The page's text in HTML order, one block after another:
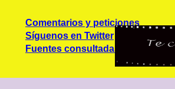
Comentarios y peticiones
Síguenos en Twitter
Fuentes consultadas